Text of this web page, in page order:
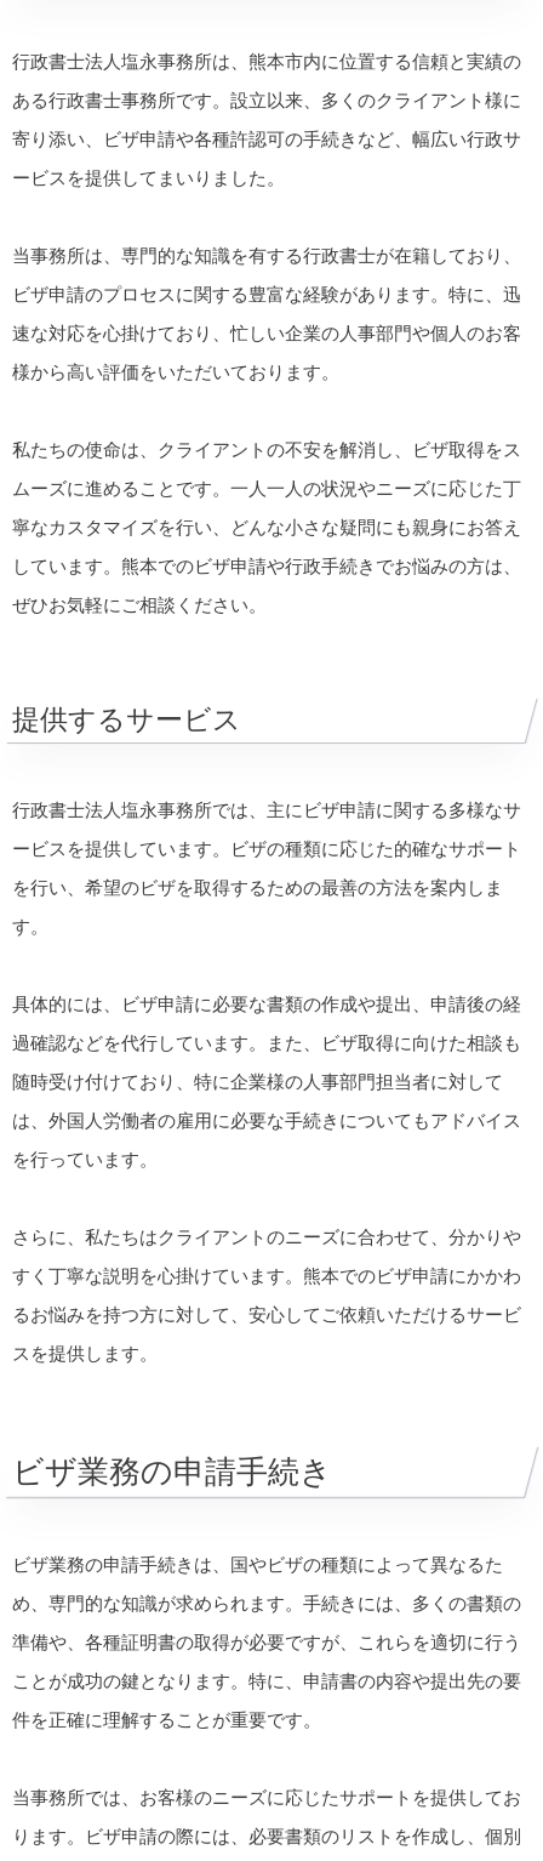
行政書士法人塩永事務所は、熊本市内に位置する信頼と実績の
ある行政書士事務所です。設立以来、多くのクライアント様に
寄り添い、ビザ申請や各種許認可の手続きなど、幅広い行政サ
ービスを提供してまいりました。
当事務所は、専門的な知識を有する行政書士が在籍しており、
ビザ申請のプロセスに関する豊富な経験があります。特に、迅
速な対応を心掛けており、忙しい企業の人事部門や個人のお客
様から高い評価をいただいております。
私たちの使命は、クライアントの不安を解消し、ビザ取得をス
ムーズに進めることです。一人一人の状況やニーズに応じた丁
寧なカスタマイズを行い、どんな小さな疑問にも親身にお答え
しています。熊本でのビザ申請や行政手続きでお悩みの方は、
ぜひお気軽にご相談ください。
提供するサービス
行政書士法人塩永事務所では、主にビザ申請に関する多様なサ
ービスを提供しています。ビザの種類に応じた的確なサポート
を行い、希望のビザを取得するための最善の方法を案内しま
す。
具体的には、ビザ申請に必要な書類の作成や提出、申請後の経
過確認などを代行しています。また、ビザ取得に向けた相談も
随時受け付けており、特に企業様の人事部門担当者に対して
は、外国人労働者の雇用に必要な手続きについてもアドバイス
を行っています。
さらに、私たちはクライアントのニーズに合わせて、分かりや
すく丁寧な説明を心掛けています。熊本でのビザ申請にかかわ
るお悩みを持つ方に対して、安心してご依頼いただけるサービ
スを提供します。
ビザ業務の申請手続き
ビザ業務の申請手続きは、国やビザの種類によって異なるた
め、専門的な知識が求められます。手続きには、多くの書類の
準備や、各種証明書の取得が必要ですが、これらを適切に行う
ことが成功の鍵となります。特に、申請書の内容や提出先の要
件を正確に理解することが重要です。
当事務所では、お客様のニーズに応じたサポートを提供してお
ります。ビザ申請の際には、必要書類のリストを作成し、個別